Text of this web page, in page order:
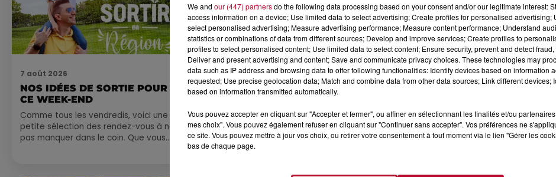
7 août 2026
NOS IDÉES DE SORTIE POUR
CE WEEK-END
Comme tous les vendredis, voici une
petite sélection des rendez-vous à ne
pas manquer dans le coin. Que vous
7 août 2026
DINER CONCERT À LA MJC DE
6 août 2026
NÎMES : « LE RÊVE DU
ARÈNES CES 3...
Après un franc succès l'été dernier, le
spectacle « Le Rêve du gladiateur »
We and our (447) partnersdo the following data processing based on your consent and/or our legitimate interest:
access information on a device; Use limited data to select advertising; Create profiles for personalised advertising;
select personalised advertising; Measure advertising performance; Measure content performance; Understand
statistics or combinations of data from different sources; Develop and improve services; Create profiles to
profiles to select personalised content; Use limited data to select content; Ensure security, prevent and detect
Deliver and present advertising and content; Save and communicate privacy choices. These technologies may
data such as IP address and browsing data to offer following functionalities: Identify devices based on information
requested; Use precise geolocation data; Match and combine data from other data sources; Link different devices;
based on information transmitted automatically.
Vous pouvez accepter en cliquant sur "Accepter et fermer", ou affiner en sélectionnant les finalités et/ou
mes choix". Vous pouvez également refuser en cliquant sur "Continuer sans accepter". Vos préférences ne
ce site. Vous pouvez mettre à jour vos choix, ou retirer votre consentement à tout moment via le lien "Gérer les
bas de chaque page.